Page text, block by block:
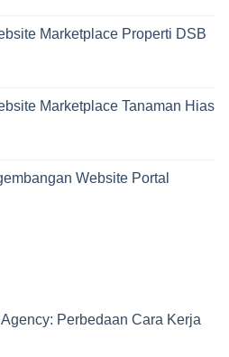
Marketplace Properti DSB
Marketplace Tanaman Hias
Website Portal
Perbedaan Cara Kerja